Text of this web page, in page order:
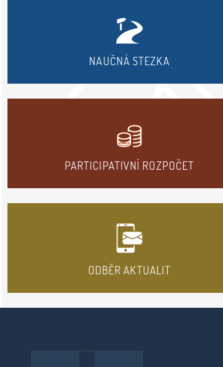
NAUČNÁ STEZKA
PARTICIPATIVNÍ ROZPOČET
ODBĚR AKTUALIT